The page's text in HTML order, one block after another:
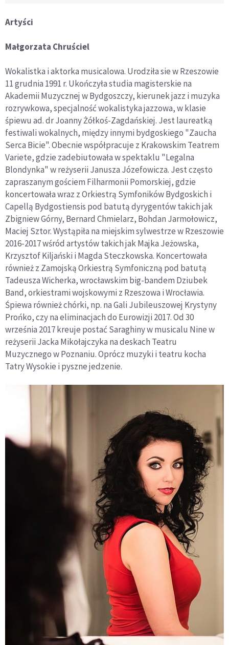
Artyści
Małgorzata Chruściel
Wokalistka i aktorka musicalowa. Urodziła sie w Rzeszowie
11 grudnia 1991 r. Ukończyła studia magisterskie na
Akademii Muzycznej w Bydgoszczy, kierunek jazz i muzyka
rozrywkowa, specjalność wokalistyka jazzowa, w klasie
śpiewu ad. dr Joanny Żółkoś-Zagdańskiej. Jest laureatką
festiwali wokalnych, między innymi bydgoskiego "Zaucha
Serca Bicie". Obecnie współpracuje z Krakowskim Teatrem
Variete, gdzie zadebiutowała w spektaklu "Legalna
Blondynka" w reżyserii Janusza Józefowicza. Jest często
zapraszanym gościem Filharmonii Pomorskiej, gdzie
koncertowała wraz z Orkiestrą Symfoników Bydgoskich i
Capellą Bydgostiensis pod batutą dyrygentów takich jak
Zbigniew Górny, Bernard Chmielarz, Bohdan Jarmołowicz,
Maciej Sztor. Wystąpiła na miejskim sylwestrze w Rzeszowie
2016-2017 wśród artystów takich jak Majka Jeżowska,
Krzysztof Kiljański i Magda Steczkowska. Koncertowała
również z Zamojską Orkiestrą Symfoniczną pod batutą
Tadeusza Wicherka, wrocławskim big-bandem Dziubek
Band, orkiestrami wojskowymi z Rzeszowa i Wrocławia.
Śpiewa również chórki, np. na Gali Jubileuszowej Krystyny
Prońko, czy na eliminacjach do Eurowizji 2017. Od 30
września 2017 kreuje postać Saraghiny w musicalu Nine w
reżyserii Jacka Mikołajczyka na deskach Teatru
Muzycznego w Poznaniu. Oprócz muzyki i teatru kocha
Tatry Wysokie i pyszne jedzenie.